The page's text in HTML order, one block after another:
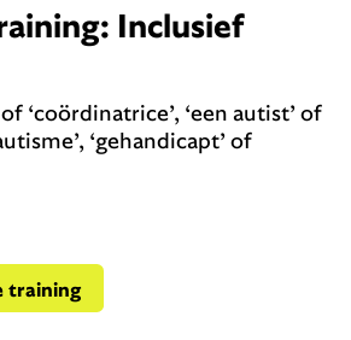
Inclusief
‘coördinatrice’, ‘een autist’ of
‘gehandicapt’ of
training